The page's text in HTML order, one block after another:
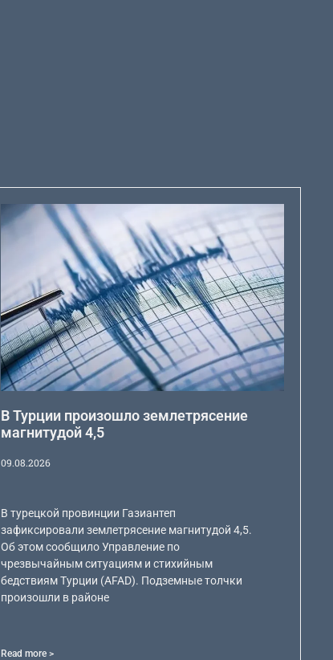
В Турции произошло землетрясение
магнитудой 4,5
09.08.2026
В турецкой провинции Газиантеп
зафиксировали землетрясение магнитудой 4,5.
Об этом сообщило Управление по
чрезвычайным ситуациям и стихийным
бедствиям Турции (AFAD). Подземные толчки
произошли в районе
Read more >